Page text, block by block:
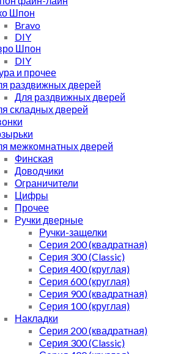
Шпон
Bravo
DIY
Шпон
DIY
и прочее
раздвижных дверей
Для раздвижных дверей
складных дверей
межкомнатных дверей
Финская
Доводчики
Ограничители
Цифры
Прочее
Ручки дверные
Ручки-защелки
Серия 200 (квадратная)
Серия 300 (Classic)
Серия 400 (круглая)
Серия 600 (круглая)
Серия 900 (квадратная)
Серия 100 (круглая)
Накладки
Серия 200 (квадратная)
Серия 300 (Classic)